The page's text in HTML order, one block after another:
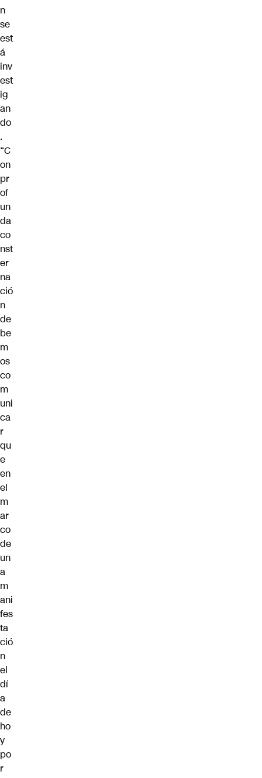
n
se
est
á
inv
est
ig
an
do
.
“C
on
pr
of
un
da
co
nst
er
na
ció
n
de
be
m
os
co
m
uni
ca
r
qu
e
en
el
m
ar
co
de
un
a
m
ani
fes
ta
ció
n
el
dí
a
de
ho
y
po
r